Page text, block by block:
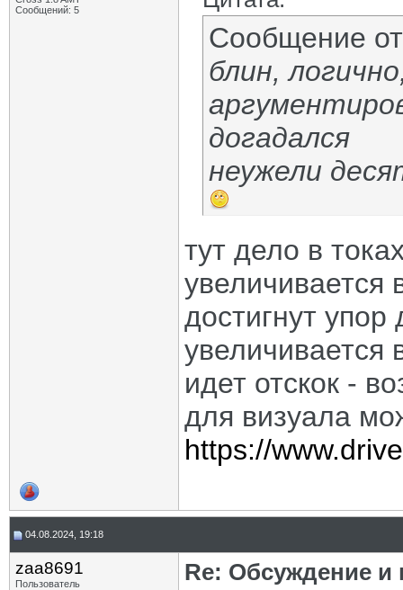
Сообщений: 5
Сообщение
блин,
догадался
неужели
тут дело в
увеличивается
достигнут
увеличивается
идет отскок -
для визуала
https://
04.08.2024, 19:18
zaa8691
Пользователь
Re: Обсуждение